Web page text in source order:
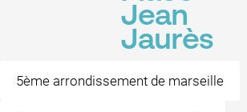
Jean
Jaurès
5ème arrondissement de marseille